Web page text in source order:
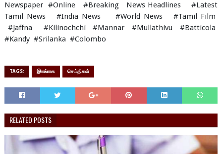
Newspaper #Online #Breaking News Headlines #Latest
Tamil News #India News #World News #Tamil Film
#Jaffna #Kilinochchi #Mannar #Mullathivu #Batticola
#Kandy #Srilanka #Colombo
TAGS: இலங்கை செய்திகள்
RELATED POSTS